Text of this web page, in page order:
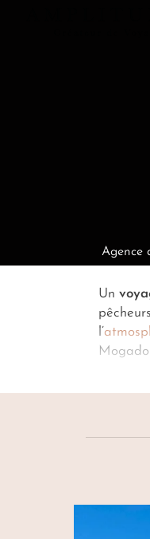
Agence
Un
l’